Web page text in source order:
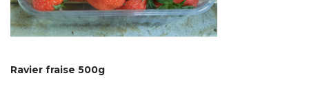
Ravier fraise 500g